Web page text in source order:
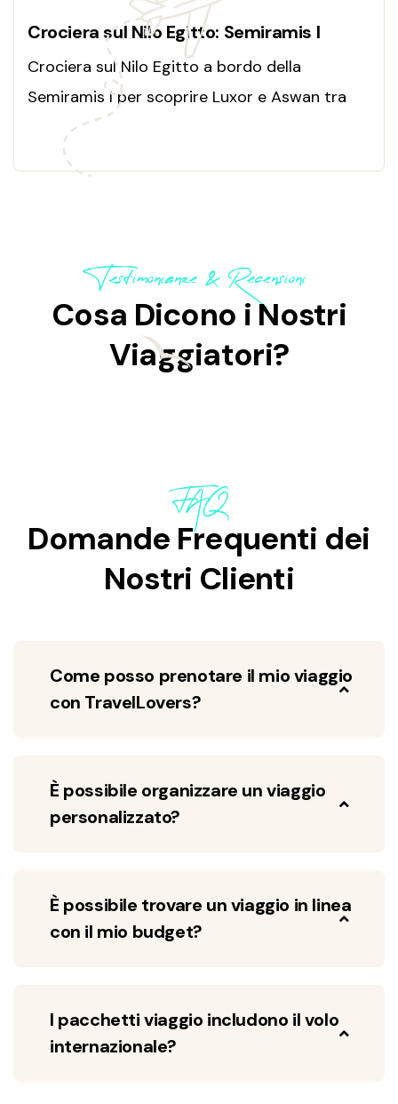
Crociera sul Nilo Egitto: Semiramis I
Crociera sul Nilo Egitto a bordo della
Semiramis I per scoprire Luxor e Aswan tra
templi iconici, comfort esclusivo, navigazione
rilassante e panorami davvero indimenticabili.
Testimonianze & Recensioni
Cosa Dicono i Nostri
Viaggiatori?
FAQ
Domande Frequenti dei
Nostri Clienti
Come posso prenotare il mio viaggio
con TravelLovers?
È possibile organizzare un viaggio
personalizzato?
È possibile trovare un viaggio in linea
con il mio budget?
I pacchetti viaggio includono il volo
internazionale?